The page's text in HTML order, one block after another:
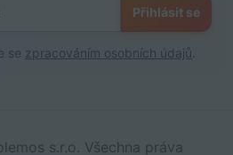
Přihlásit se
se zpracováním osobních údajů
s.r.o. Všechna práva